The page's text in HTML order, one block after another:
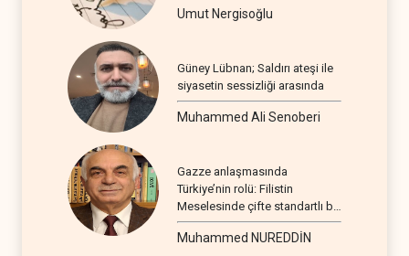
Umut Nergisoğlu
Güney Lübnan; Saldırı ateşi ile
siyasetin sessizliği arasında
Muhammed Ali Senoberi
Gazze anlaşmasında
Türkiye’nin rolü: Filistin
Meselesinde çifte standartlı bir
seyir
Muhammed NUREDDİN